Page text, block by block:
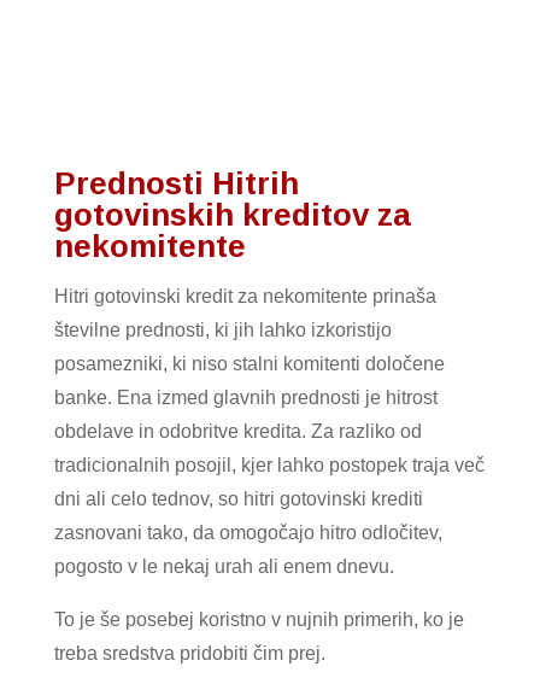
Prednosti Hitrih
gotovinskih kreditov za
nekomitente
Hitri gotovinski kredit za nekomitente prinaša
številne prednosti, ki jih lahko izkoristijo
posamezniki, ki niso stalni komitenti določene
banke. Ena izmed glavnih prednosti je hitrost
obdelave in odobritve kredita. Za razliko od
tradicionalnih posojil, kjer lahko postopek traja več
dni ali celo tednov, so hitri gotovinski krediti
zasnovani tako, da omogočajo hitro odločitev,
pogosto v le nekaj urah ali enem dnevu.
To je še posebej koristno v nujnih primerih, ko je
treba sredstva pridobiti čim prej.